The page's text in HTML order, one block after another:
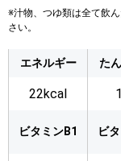
※汁物、つゆ類は全て飲
さい。
エネルギー た
22kcal
ビタミンB1 ビ